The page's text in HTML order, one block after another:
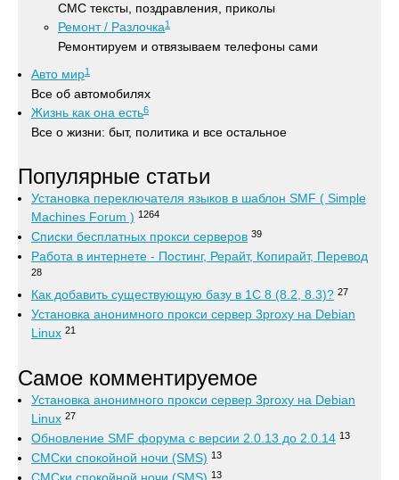
СМС тексты, поздравления, приколы
Ремонт / Разлочка1
Ремонтируем и отвязываем телефоны сами
Авто мир1
Все об автомобилях
Жизнь как она есть6
Все о жизни: быт, политика и все остальное
Популярные статьи
Установка переключателя языков в шаблон SMF ( Simple
Machines Forum ) 1264
Списки бесплатных прокси серверов 39
Работа в интернете - Постинг, Рерайт, Копирайт, Перевод
28
Как добавить существующую базу в 1С 8 (8.2, 8.3)? 27
Установка анонимного прокси сервер 3proxy на Debian
Linux 21
Самое комментируемое
Установка анонимного прокси сервер 3proxy на Debian
Linux 27
Обновление SMF форума с версии 2.0.13 до 2.0.14 13
СМСки спокойной ночи (SMS) 13
13